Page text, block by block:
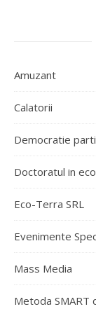
Amuzant
Calatorii
Democratie
Doctoratul in
Eco-Terra SRL
Evenimente
Mass Media
Metoda SMART